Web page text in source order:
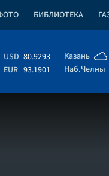
БИБЛИОТЕКА
USD 80.9293
EUR 93.1901
Казань
Наб.Челны